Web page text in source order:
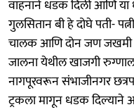
वाहनाने धडक दिली आणि
गुलसितान बी हे दोघे पती-
चालक आणि दोन जण जखमी
जालना येथील खाजगी
नागपूरवरून संभाजीनगर
ट्रकला मागून धडक दिल्याने